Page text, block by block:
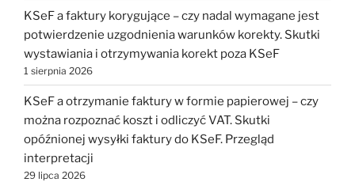
KSeF a faktury korygujące – czy nadal wymagane jest
potwierdzenie uzgodnienia warunków korekty. Skutki
wystawiania i otrzymywania korekt poza KSeF
1 sierpnia 2026
KSeF a otrzymanie faktury w formie papierowej – czy
można rozpoznać koszt i odliczyć VAT. Skutki
opóźnionej wysyłki faktury do KSeF. Przegląd
interpretacji
29 lipca 2026